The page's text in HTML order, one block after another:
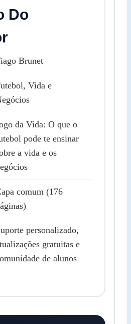
Do
Brunet
Vida e
da Vida: O que o
pode te ensinar
a vida e os
comum (176
personalizado,
gratuitas e
de alunos